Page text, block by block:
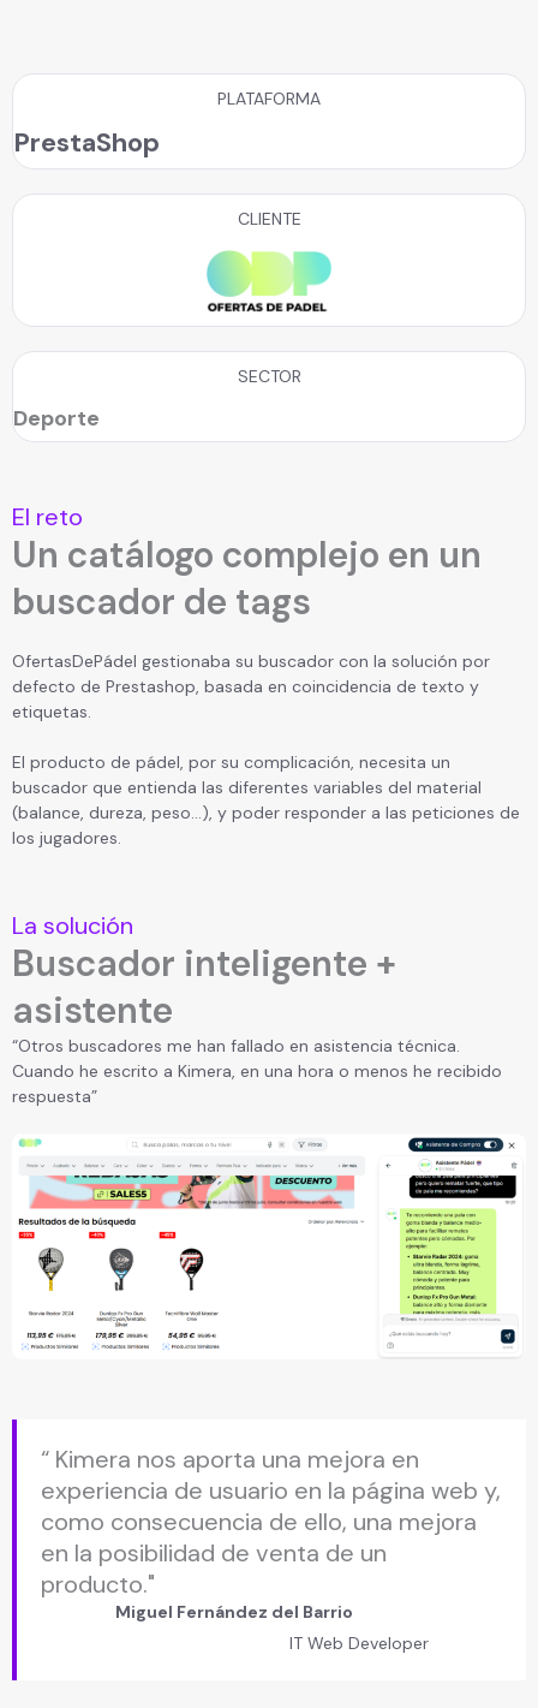
PLATAFORMA
PrestaShop
CLIENTE
SECTOR
Deporte
El reto
Un catálogo complejo en un
buscador de tags
OfertasDePádel gestionaba su buscador con la solución por
defecto de Prestashop, basada en coincidencia de texto y
etiquetas.
El producto de pádel, por su complicación, necesita un
buscador que entienda las diferentes variables del material
(balance, dureza, peso...), y poder responder a las peticiones de
los jugadores.
La solución
Buscador inteligente +
asistente
“Otros buscadores me han fallado en asistencia técnica.
Cuando he escrito a Kimera, en una hora o menos he recibido
respuesta”
“ Kimera nos aporta una mejora en
experiencia de usuario en la página web y,
como consecuencia de ello, una mejora
en la posibilidad de venta de un
producto."
Miguel Fernández del Barrio
IT Web Developer